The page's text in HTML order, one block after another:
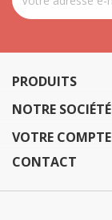
PRODUITS
NOTRE SOCIÉTÉ
VOTRE COMPTE
CONTACT